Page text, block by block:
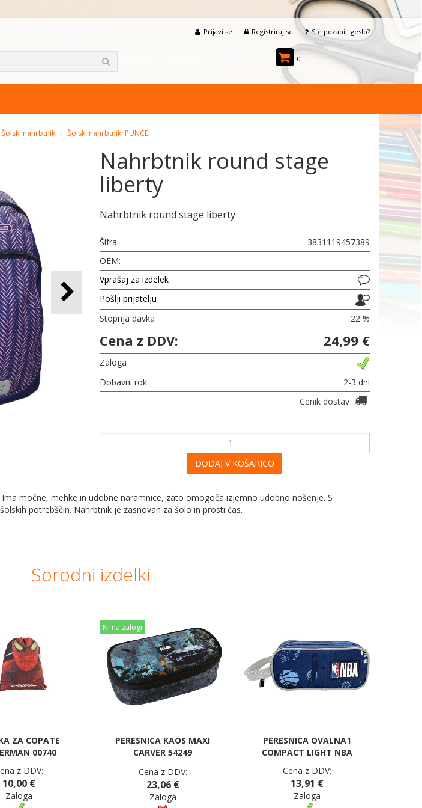
Prijavi se Registriraj se Ste pozabili geslo?
0
Šolski nahrbtniki Šolski nahrbtniki PUNCE
Nahrbtnik round stage
liberty
Nahrbtnik round stage liberty
Šifra:
3831119457389
OEM:
Vprašaj za izdelek
Pošlji prijatelju
Stopnja davka
22 %
Cena z DDV: 24,99 €
Zaloga
Dobavni rok
2-3 dni
Cenik dostav
DODAJ V KOŠARICO
močne, mehke in udobne naramnice, zato omogoča izjemno udobno nošenje. S
potrebščin. Nahrbtnik je zasnovan za šolo in prosti čas.
Sorodni izdelki
ZA COPATE
00740
z DDV:
10,00 €
Zaloga
Ni na zalogi
PERESNICA KAOS MAXI
CARVER 54249
Cena z DDV:
23,06 €
Zaloga
PERESNICA OVALNA1
COMPACT LIGHT NBA
Cena z DDV:
13,91 €
Zaloga